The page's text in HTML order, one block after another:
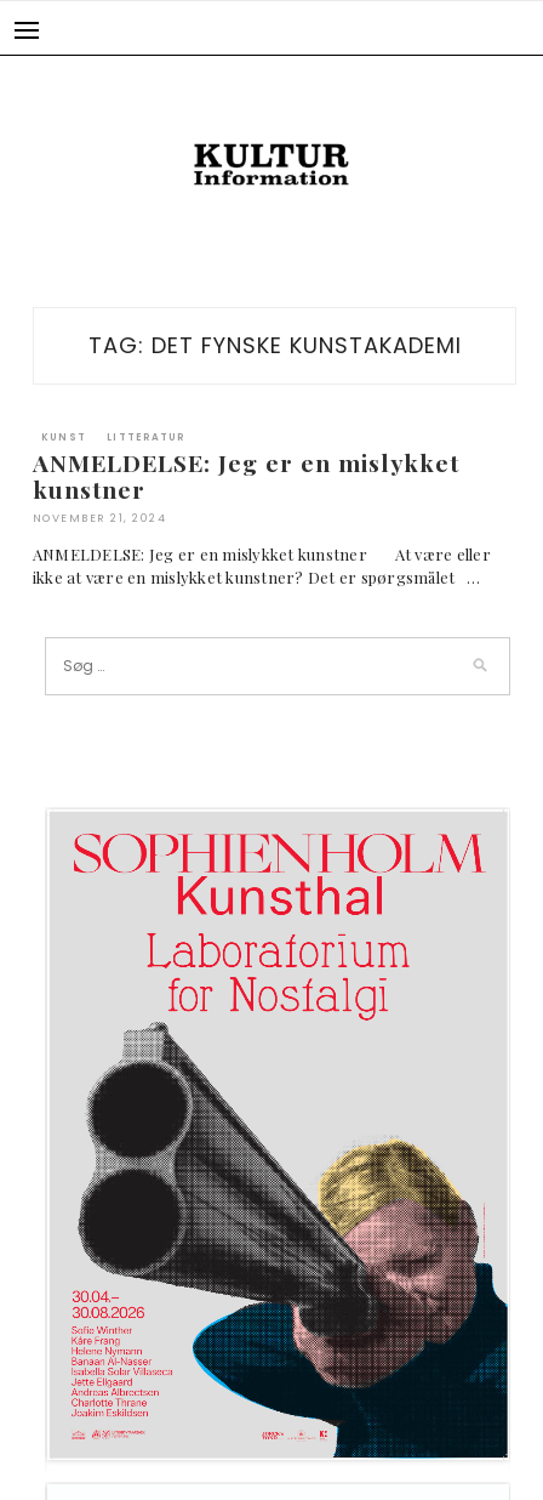
TAG: DET FYNSKE KUNSTAKADEMI
KUNST LITTERATUR
ANMELDELSE: Jeg er en mislykket
kunstner
NOVEMBER 21, 2024
ANMELDELSE: Jeg er en mislykket kunstner At være eller
ikke at være en mislykket kunstner? Det er spørgsmålet …